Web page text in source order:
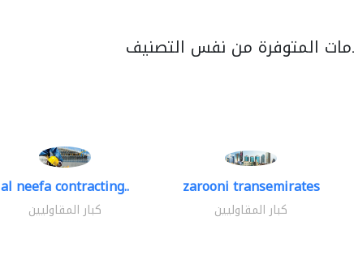
المتوفرة من نفس التصنيف
al neefa contracting..
كبار المقاوليين
zarooni transemirates
كبار المقاوليين